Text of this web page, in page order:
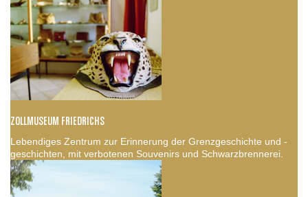
ZOLLMUSEUM FRIEDRICHS
Lebendiges Zentrum zur Erinnerung der Grenzgeschichte und -
geschichten, mit verbotenen Souvenirs und Schwarzbrennerei.